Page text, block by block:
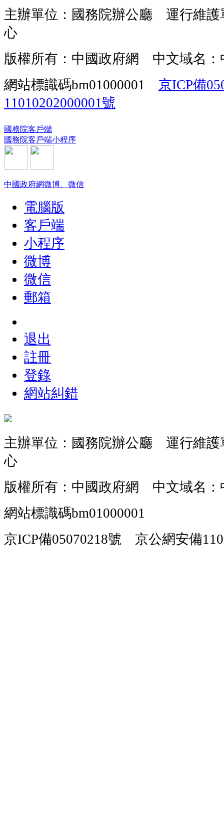
主辦單位：國務院辦公廳 運行維護
心
版權所有：中國政府網 中文域名：
網站標識碼bm01000001 京ICP備
11010202000001號
國務院客戶端
國務院客戶端小程序
中國政府網微博、微信
電腦版
客戶端
小程序
微博
微信
郵箱
退出
註冊
登錄
網站糾錯
主辦單位：國務院辦公廳 運行維護
心
版權所有：中國政府網 中文域名：
網站標識碼bm01000001
京ICP備05070218號 京公網安備